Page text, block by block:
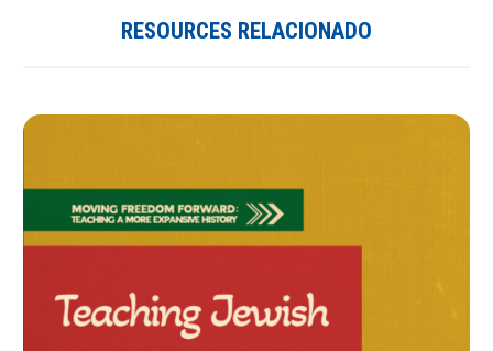
RESOURCES RELACIONADO